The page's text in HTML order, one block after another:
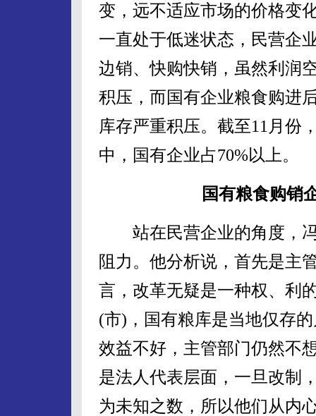
变，远不适应市场的价格变
一直处于低迷状态，民营企
边销、快购快销，虽然利润
积压，而国有企业粮食购进
库存严重积压。截至11月份
中，国有企业占70%以上。
国有粮食购销
站在民营企业的角度，冯
阻力。他分析说，首先是主
言，改革无疑是一种权、利
(市)，国有粮库是当地仅存
效益不好，主管部门仍然不
是法人代表层面，一旦改制
为未知之数，所以他们从内